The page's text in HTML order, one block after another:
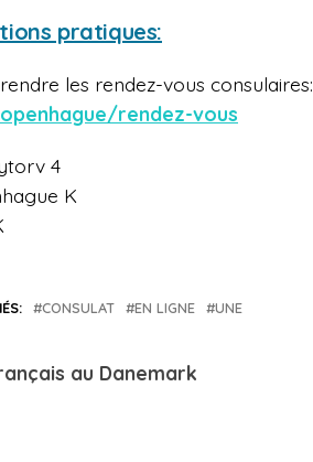
pratiques:
les rendez-vous consulaires:
rendez-vous
4
K
CONSULAT EN LIGNE UNE
au Danemark